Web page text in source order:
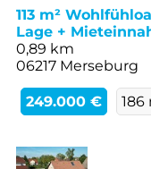
113 m²
Lage +
0,89 km
06217 Merseburg
249.000 € 186